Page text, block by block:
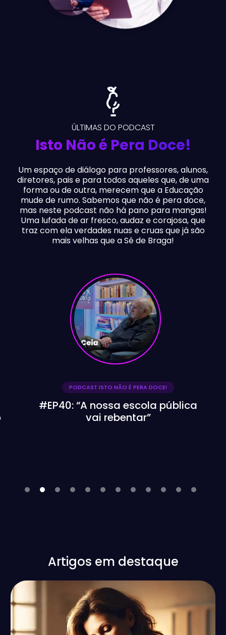
ÚLTIMAS DO PODCAST
Isto Não é Pera Doce!
Um espaço de diálogo para professores, alunos,
diretores, pais e para todos aqueles que, de uma
forma ou de outra, merecem que a Educação
mude de rumo. Sabemos que não é pera doce,
mas neste podcast não há pano para mangas!
Uma lufada de ar fresco, audaz e corajosa, que
traz com ela verdades nuas e cruas que já são
mais velhas que a Sé de Braga!
PODCAST ISTO NÃO É PERA DOCE!
#EP39: “A raiz do problema está
num só lugar: o sistema
Artigos em destaque